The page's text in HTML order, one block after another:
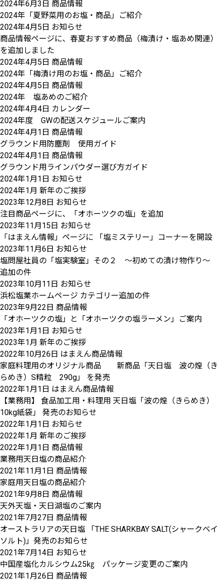
2024年6月3日 商品情報
2024年「夏野菜用のお塩・商品」ご紹介
2024年4月5日 お知らせ
商品情報ページに、春夏おすすめ商品（梅漬け・塩あめ関連）
を追加しました
2024年4月5日 商品情報
2024年「梅漬け用のお塩・商品」ご紹介
2024年4月5日 商品情報
2024年 塩あめのご紹介
2024年4月4日 カレンダー
2024年度 GWの配送スケジュールご案内
2024年4月1日 商品情報
グラウンド用防塵剤 使用ガイド
2024年4月1日 商品情報
グラウンド用ラインパウダー選び方ガイド
2024年1月1日 お知らせ
2024年1月 新年のご挨拶
2023年12月8日 お知らせ
注目商品ページに、「オホーツクの塩」を追加
2023年11月15日 お知らせ
「はまえん情報」ページに 「塩ミステリー」コーナーを開設
2023年11月6日 お知らせ
塩問屋社員の「塩実験室」その２ ～初めての漬け物作り～
追加の件
2023年10月11日 お知らせ
浜松塩業ホームページ カテゴリー追加の件
2023年9月22日 商品情報
「オホーツクの塩」と「オホーツクの塩ラーメン」ご案内
2023年1月1日 お知らせ
2023年1月 新年のご挨拶
2022年10月26日 はまえん商品情報
家庭料理用のオリジナル商品 新商品「天日塩 波の煌（き
らめき）S精粒 290g」 を発売
2022年1月1日 はまえん商品情報
【業務用】 食品加工用・料理用 天日塩「波の煌（きらめき）
10kg紙袋」 発売のお知らせ
2022年1月1日 お知らせ
2022年1月 新年のご挨拶
2022年1月1日 商品情報
業務用天日塩の商品紹介
2021年11月1日 商品情報
家庭用天日塩の商品紹介
2021年9月8日 商品情報
天外天塩・天日湖塩のご案内
2021年7月27日 商品情報
オーストラリアの天日塩 「THE SHARKBAY SALT(シャークベイ
ソルト)」発売のお知らせ
2021年7月14日 お知らせ
中国産塩化カルシウム25㎏ パッケージ変更のご案内
2021年1月26日 商品情報